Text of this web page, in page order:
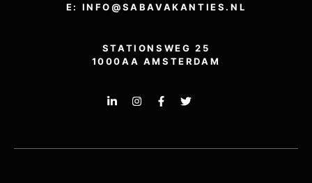
E: INFO@SABAVAKANTIES.NL
STATIONSWEG 25
1000AA AMSTERDAM